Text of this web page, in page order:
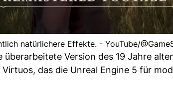
natürlichere Effekte. - YouTube/
überarbeitete Version des 19 Jahre
das die Unreal Engine 5 für